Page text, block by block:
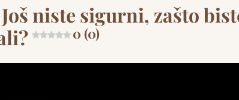
niste sigurni, zašto
0 (0)